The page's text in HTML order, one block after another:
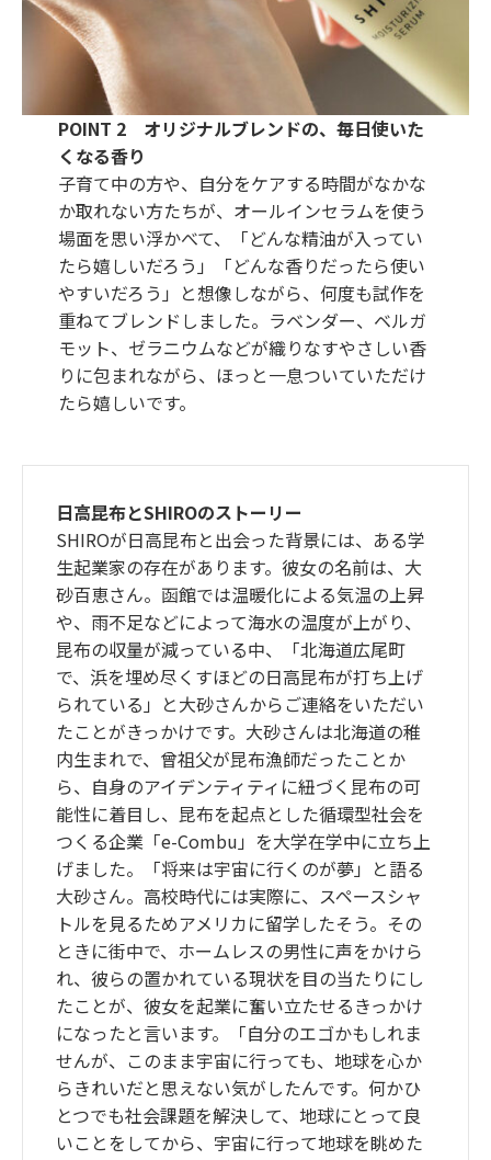
POINT 2 オリジナルブレンドの、毎日使いた
くなる香り
子育て中の方や、自分をケアする時間がなかな
か取れない方たちが、オールインセラムを使う
場面を思い浮かべて、「どんな精油が入ってい
たら嬉しいだろう」「どんな香りだったら使い
やすいだろう」と想像しながら、何度も試作を
重ねてブレンドしました。ラベンダー、ベルガ
モット、ゼラニウムなどが織りなすやさしい香
りに包まれながら、ほっと一息ついていただけ
たら嬉しいです。
日高昆布とSHIROのストーリー
SHIROが日高昆布と出会った背景には、ある学
生起業家の存在があります。彼女の名前は、大
砂百恵さん。函館では温暖化による気温の上昇
や、雨不足などによって海水の温度が上がり、
昆布の収量が減っている中、「北海道広尾町
で、浜を埋め尽くすほどの日高昆布が打ち上げ
られている」と大砂さんからご連絡をいただい
たことがきっかけです。大砂さんは北海道の稚
内生まれで、曾祖父が昆布漁師だったことか
ら、自身のアイデンティティに紐づく昆布の可
能性に着目し、昆布を起点とした循環型社会を
つくる企業「e-Combu」を大学在学中に立ち上
げました。「将来は宇宙に行くのが夢」と語る
大砂さん。高校時代には実際に、スペースシャ
トルを見るためアメリカに留学したそう。その
ときに街中で、ホームレスの男性に声をかけら
れ、彼らの置かれている現状を目の当たりにし
たことが、彼女を起業に奮い立たせるきっかけ
になったと言います。「自分のエゴかもしれま
せんが、このまま宇宙に行っても、地球を心か
らきれいだと思えない気がしたんです。何かひ
とつでも社会課題を解決して、地球にとって良
いことをしてから、宇宙に行って地球を眺めた